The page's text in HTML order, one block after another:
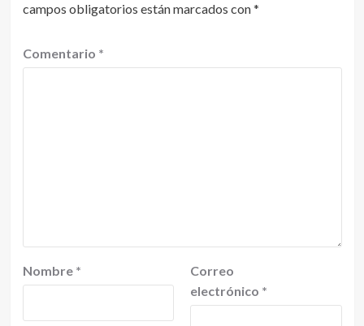
campos obligatorios están marcados con*
Comentario *
Nombre *
Correo
electrónico *